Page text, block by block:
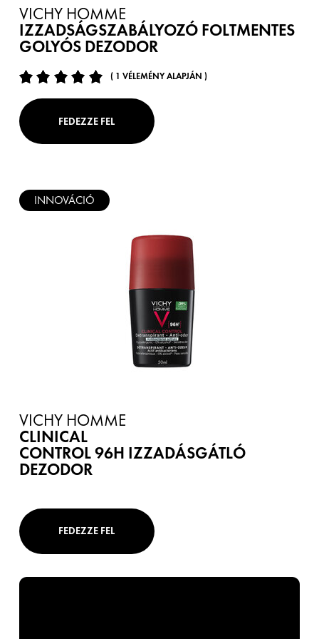
VICHY HOMME
IZZADSÁGSZABÁLYOZÓ FOLTMENTES
GOLYÓS DEZODOR
( 1 VÉLEMÉNY ALAPJÁN )
FEDEZZE FEL
INNOVÁCIÓ
VICHY HOMME
CLINICAL
CONTROL 96H IZZADÁSGÁTLÓ
DEZODOR
FEDEZZE FEL